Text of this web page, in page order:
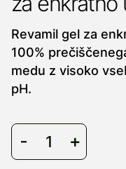
Revamil gel za
100%
medu z visoko
pH.